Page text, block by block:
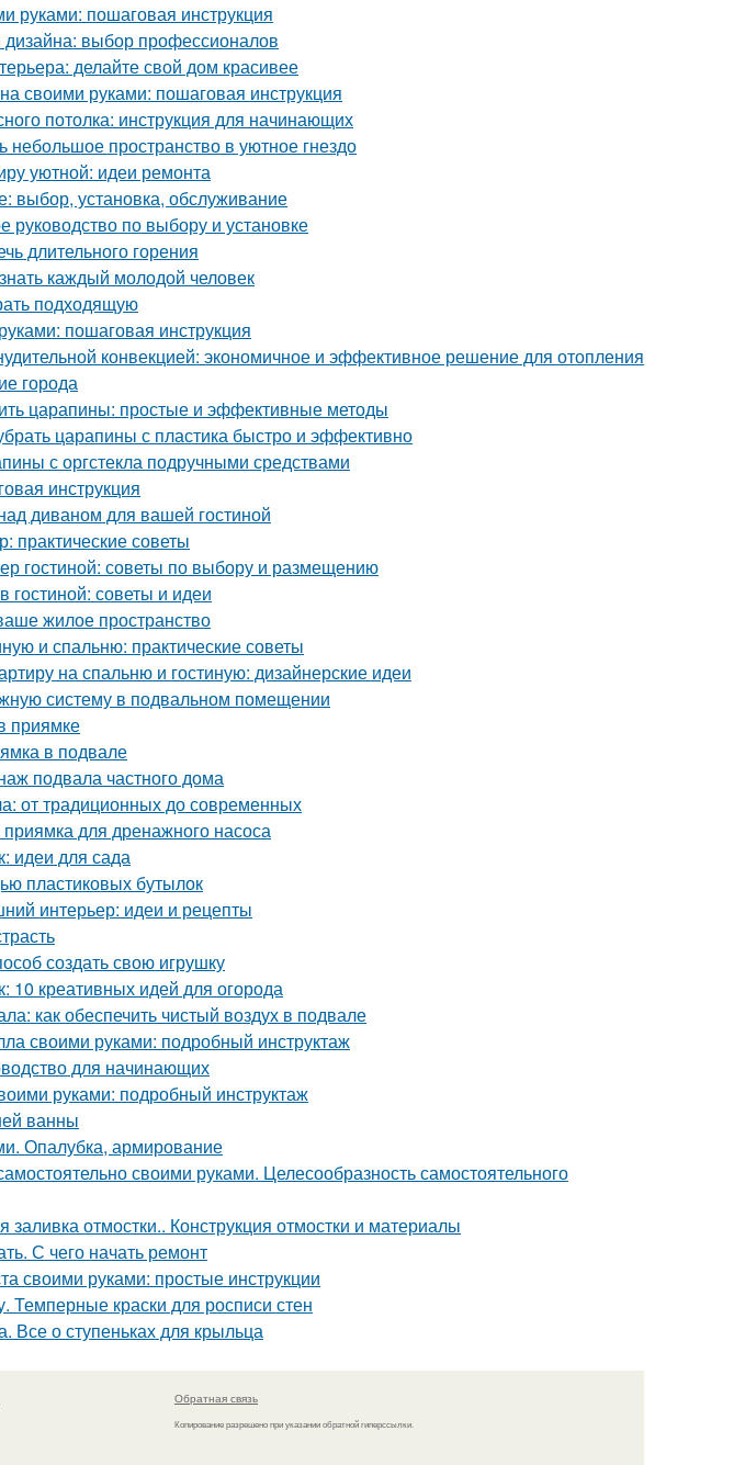
руками: пошаговая инструкция
выбор профессионалов
делайте свой дом красивее
своими руками: пошаговая инструкция
потолка: инструкция для начинающих
небольшое пространство в уютное гнездо
уютной: идеи ремонта
выбор, установка, обслуживание
руководство по выбору и установке
длительного горения
каждый молодой человек
подходящую
пошаговая инструкция
конвекцией: экономичное и эффективное решение для отопления
города
царапины: простые и эффективные методы
царапины с пластика быстро и эффективно
с оргстекла подручными средствами
инструкция
диваном для вашей гостиной
практические советы
гостиной: советы по выбору и размещению
гостиной: советы и идеи
жилое пространство
и спальню: практические советы
на спальню и гостиную: дизайнерские идеи
систему в подвальном помещении
приямке
в подвале
подвала частного дома
от традиционных до современных
для дренажного насоса
идеи для сада
пластиковых бутылок
интерьер: идеи и рецепты
создать свою игрушку
10 креативных идей для огорода
как обеспечить чистый воздух в подвале
своими руками: подробный инструктаж
для начинающих
руками: подробный инструктаж
ванны
Опалубка, армирование
своими руками. Целесообразность самостоятельного
отмостки.. Конструкция отмостки и материалы
С чего начать ремонт
своими руками: простые инструкции
Темперные краски для росписи стен
Все о ступеньках для крыльца
Обратная связь
Копирование разрешено при указании обратной гиперссылки.